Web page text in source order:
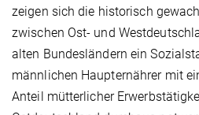
zeigen sich die historisch
zwischen Ost- und
alten Bundesländern ein
männlichen Haupternährer mit
Anteil mütterlicher